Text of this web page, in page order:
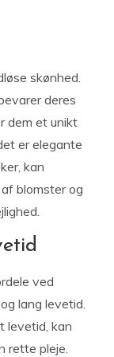
skønhed.
deres
dem et unikt
er elegante
kan
blomster og
ved
lang levetid.
levetid, kan
rette pleje.